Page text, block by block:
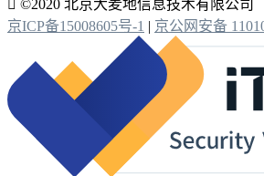
 ©2020 北京大麦地信息技术有限公司
京ICP备15008605号-1 | 京公网安备